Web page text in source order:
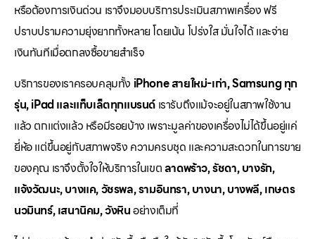
หรือต้องการเงินด่วน เราจึงมอบบริการประเมินสภาพเครื่อง ฟรี
ปราบปรามความยุ่งยากทั้งหลาย โดยเน้น โปร่งใส มั่นใจได้ และจ่าย
เงินทันทีเมื่อตกลงซื้อขายสำเร็จ
บริการของเราครอบคลุมทั้ง iPhone สายใหม่-เก่า, Samsung ทุก
รุ่น, iPad และแท็บเล็ตทุกแบรนด์ เรารับถึงแม้จะอยู่ในสภาพใช้งาน
แล้ว ตกแต่งแล้ว หรือมีรอยบ้าง เพราะมูลค่าของเครื่องไม่ได้ขึ้นอยู่แค่
ยี่ห้อ แต่ขึ้นอยู่กับสภาพจริง ความครบชุด และความสะดวกในการขาย
ของคุณ เราจึงตั้งใจให้บริการในเขตลาดพร้าว, รัชดา, บางรัก,
แจ้งวัฒนะ, บางแค, วัชรพล, รามอินทรา, บางนา, บางพลี, เกษตร
นวมินทร์, เสนานิคม, วังหินอย่างเต็มที่